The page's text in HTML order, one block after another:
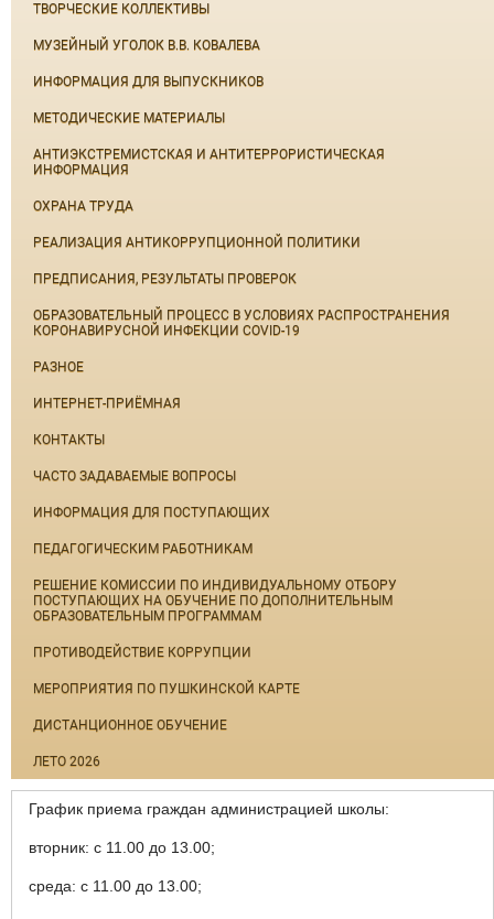
ТВОРЧЕСКИЕ КОЛЛЕКТИВЫ
МУЗЕЙНЫЙ УГОЛОК В.В. КОВАЛЕВА
ИНФОРМАЦИЯ ДЛЯ ВЫПУСКНИКОВ
МЕТОДИЧЕСКИЕ МАТЕРИАЛЫ
АНТИЭКСТРЕМИСТСКАЯ И АНТИТЕРРОРИСТИЧЕСКАЯ
ИНФОРМАЦИЯ
ОХРАНА ТРУДА
РЕАЛИЗАЦИЯ АНТИКОРРУПЦИОННОЙ ПОЛИТИКИ
ПРЕДПИСАНИЯ, РЕЗУЛЬТАТЫ ПРОВЕРОК
ОБРАЗОВАТЕЛЬНЫЙ ПРОЦЕСС В УСЛОВИЯХ РАСПРОСТРАНЕНИЯ
КОРОНАВИРУСНОЙ ИНФЕКЦИИ COVID-19
РАЗНОЕ
ИНТЕРНЕТ-ПРИЁМНАЯ
КОНТАКТЫ
ЧАСТО ЗАДАВАЕМЫЕ ВОПРОСЫ
ИНФОРМАЦИЯ ДЛЯ ПОСТУПАЮЩИХ
ПЕДАГОГИЧЕСКИМ РАБОТНИКАМ
РЕШЕНИЕ КОМИССИИ ПО ИНДИВИДУАЛЬНОМУ ОТБОРУ
ПОСТУПАЮЩИХ НА ОБУЧЕНИЕ ПО ДОПОЛНИТЕЛЬНЫМ
ОБРАЗОВАТЕЛЬНЫМ ПРОГРАММАМ
ПРОТИВОДЕЙСТВИЕ КОРРУПЦИИ
МЕРОПРИЯТИЯ ПО ПУШКИНСКОЙ КАРТЕ
ДИСТАНЦИОННОЕ ОБУЧЕНИЕ
ЛЕТО 2026
График приема граждан администрацией школы:
вторник: с 11.00 до 13.00;
среда: с 11.00 до 13.00;